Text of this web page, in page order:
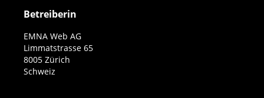
Betreiberin
EMNA Web AG
Limmatstrasse 65
8005 Zürich
Schweiz